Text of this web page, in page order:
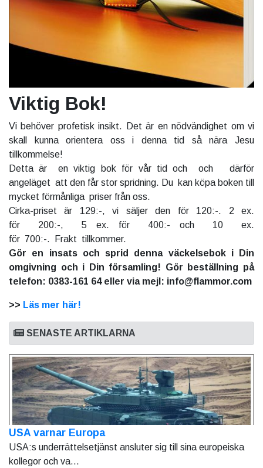
Viktig Bok!
Vi behöver profetisk insikt. Det är en nödvändighet om vi
skall kunna orientera oss i denna tid så nära Jesu
tillkommelse!
Detta är en viktig bok för vår tid och och därför
angeläget att den får stor spridning. Du kan köpa boken till
mycket förmånliga priser från oss.
Cirka-priset är 129:-, vi säljer den för 120:-. 2 ex.
för 200:-, 5 ex. för 400:- och 10 ex.
för 700:-. Frakt tillkommer.
Gör en insats och sprid denna väckelsebok i Din
omgivning och i Din församling! Gör beställning på
telefon: 0383-161 64 eller via mejl: info@flammor.com
>> Läs mer här!
SENASTE ARTIKLARNA
USA varnar Europa
USA:s underrättelsetjänst ansluter sig till sina europeiska
kollegor och va...